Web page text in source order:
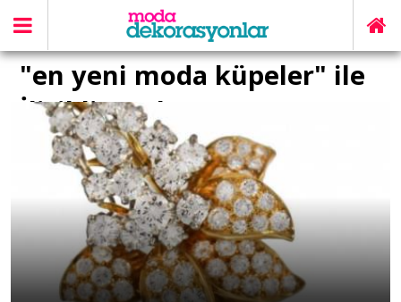
"en yeni moda küpeler" ile
İlişikli yazılar